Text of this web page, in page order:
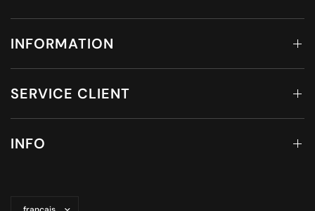
INFORMATION
SERVICE CLIENT
INFO